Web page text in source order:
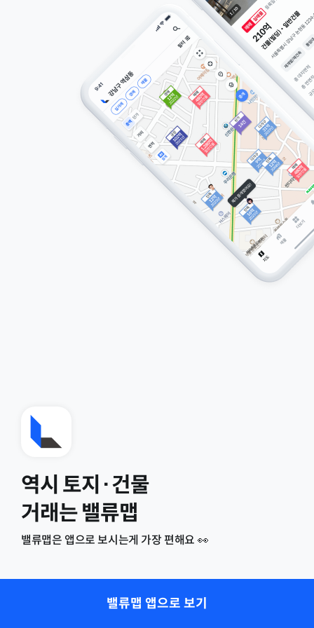
역시 토지·건물
거래는 밸류맵
밸류맵은 앱으로 보시는게 가장 편해요 👀
밸류맵 앱으로 보기